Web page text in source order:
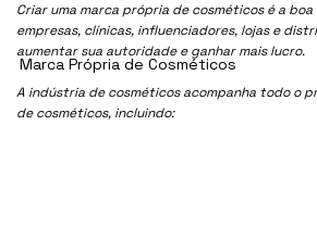
Criar uma marca própria de cosméticos é a
empresas, clínicas, influenciadores, lojas e
aumentar sua autoridade e ganhar mais lucro.
A indústria de cosméticos acompanha todo o
de cosméticos, incluindo:
Marca Própria de Cosméticos